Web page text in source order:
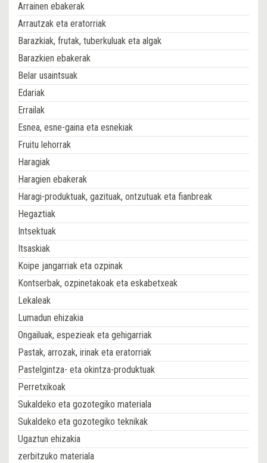
Arrainen ebakerak
Arrautzak eta eratorriak
Barazkiak, frutak, tuberkuluak eta algak
Barazkien ebakerak
Belar usaintsuak
Edariak
Errailak
Esnea, esne-gaina eta esnekiak
Fruitu lehorrak
Haragiak
Haragien ebakerak
Haragi-produktuak, gazituak, ontzutuak eta fianbreak
Hegaztiak
Intsektuak
Itsaskiak
Koipe jangarriak eta ozpinak
Kontserbak, ozpinetakoak eta eskabetxeak
Lekaleak
Lumadun ehizakia
Ongailuak, espezieak eta gehigarriak
Pastak, arrozak, irinak eta eratorriak
Pastelgintza- eta okintza-produktuak
Perretxikoak
Sukaldeko eta gozotegiko materiala
Sukaldeko eta gozotegiko teknikak
Ugaztun ehizakia
zerbitzuko materiala